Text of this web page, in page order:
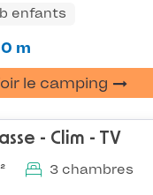
enfants
m
le camping
- Clim - TV
3 chambres